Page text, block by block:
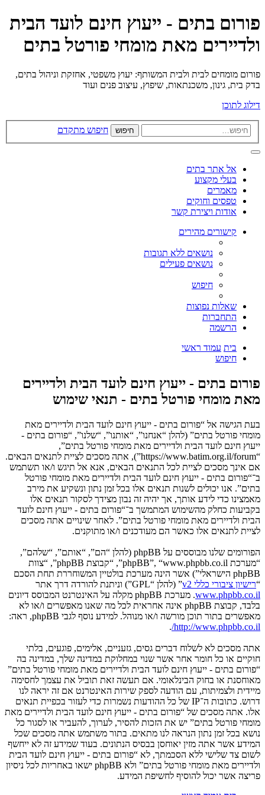
פורום בתים - ייעוץ חינם לועד הבית
ולדיירים מאת מומחי פורטל בתים
פורום מומחים לבית ולבית המשותף: יעוץ משפטי, אחזקת וניהול בתים,
בדק בית, גינון, משכנתאות, שיפוץ, עיצוב פנים ועוד
דילוג לתוכן
חיפוש חיפוש מתקדם
אל אתר בתים
בעלי מקצוע
מאמרים
טפסים וחוקים
אודות ויצירת קשר
קישורים מהירים
נושאים ללא תגובות
נושאים פעילים
חיפוש
שאלות נפוצות
התחברות
הרשמה
בית עמוד ראשי
חיפוש
פורום בתים - ייעוץ חינם לועד הבית ולדיירים
מאת מומחי פורטל בתים - תנאי שימוש
בעת הגישה אל “פורום בתים - ייעוץ חינם לועד הבית ולדיירים מאת
מומחי פורטל בתים” (להלן “אנחנו”, “אותנו”, “שלנו”, “פורום בתים -
ייעוץ חינם לועד הבית ולדיירים מאת מומחי פורטל בתים”,
“https://www.batim.org.il/forum”), אתה מסכים לציית לתנאים הבאים.
אם אינך מסכים לציית לכל התנאים הבאים, אנא אל תיגש ו/או תשתמש
ב־“פורום בתים - ייעוץ חינם לועד הבית ולדיירים מאת מומחי פורטל
בתים”. אנו יכולים לשנות תנאים אלו בכל זמן נתון ונשקיע את מירב
מאמצינו כדי לידע אותך, אך יהיה זה נבון מצידך לסקור תנאים אלו
בקביעות כחלק מהשימוש המתמשך ב־“פורום בתים - ייעוץ חינם לועד
הבית ולדיירים מאת מומחי פורטל בתים”. לאחר שינויים אתה מסכים
לציית לתנאים אלו כאשר הם מעודכנים ו/או מתוקנים.
הפורומים שלנו מבוססים על phpBB (להלן “הם”, “אותם”, “שלהם”,
“מערכת phpBB”, “www.phpbb.co.il”, “קבוצת phpBB”, “צוות
phpBB הישראלי”) אשר הינה מערכת בולטיין המשוחררת תחת הסכם
“רישיון ציבורי כללי v2
” (להלן “GPL”) וניתנת להורדה דרך אתר
www.phpbb.co.il
. מערכת phpBB מקלה על האינטרנט המבוסס דיונים
בלבד, קבוצת phpBB אינה אחראית לכל מה שאנו מאפשרים ו/או לא
מאפשרים בתור תוכן מורשה ו/או מנוהל. למידע נוסף לגבי phpBB, ראה:
http://www.phpbb.co.il/
.
אתה מסכים לא לשלוח דברים גסים, גזעניים, אלימים, פוגעים, בלתי
חוקיים או כל חומר אחר אשר שנוי במחלוקת במדינה שלך, במדינה בה
“פורום בתים - ייעוץ חינם לועד הבית ולדיירים מאת מומחי פורטל בתים”
מאוחסנת או בחוק הבינלאומי. אם תעשה זאת תוביל את עצמך לחסימה
מיידית ולצמיתות, עם הודעה לספק שירות האינטרנט אם זה יראה לנו
דרוש. כתובות ה־IP של כל ההודעות נשמרות כדי לעזור בכפיית תנאים
אלו. אתה מסכים של “פורום בתים - ייעוץ חינם לועד הבית ולדיירים מאת
מומחי פורטל בתים” יש את הזכות להסיר, לערוך, להעביר או לסגור כל
נושא בכל זמן נתון הנראה לנו מתאים. בתור משתמש אתה מסכים שכל
המידע אשר אתה מזין יאוחסן בבסיס הנתונים. בעוד שמידע זה לא ייחשף
לשום צד שלישי ללא הסכמתך, לא “פורום בתים - ייעוץ חינם לועד הבית
ולדיירים מאת מומחי פורטל בתים” ולא phpBB ישאו באחריות לכל ניסיון
פריצה אשר יכול להוסיף לחשיפת המידע.